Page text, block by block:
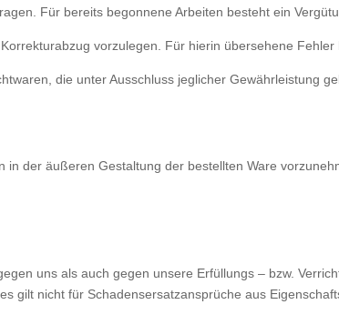
Für bereits begonnene Arbeiten besteht ein
vorzulegen. Für hierin überse­hene
die unter Ausschluss jeglicher Gewähr­leistung
der äußeren Gestaltung der bestellten Ware
uns als auch gegen unsere Erfüllungs – bzw.
gilt nicht für Schadensersatzansprüche aus